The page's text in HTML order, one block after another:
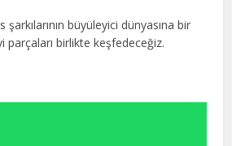
şarkılarının büyüleyici dünyasına bir
parçaları birlikte keşfedeceğiz.